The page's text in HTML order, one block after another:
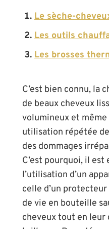
Le sèche-
Les outils
Les brosses
C’est bien connu, la
de beaux cheveux
volumineux et même
utilisation répétée
des dommages
C’est pourquoi, il
l’utilisation d’un
celle d’un
de vie en bouteille
cheveux tout en leur